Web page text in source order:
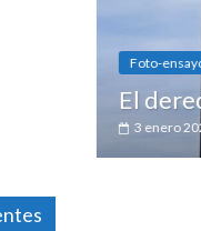
a habitar
Sandra Rivera 1